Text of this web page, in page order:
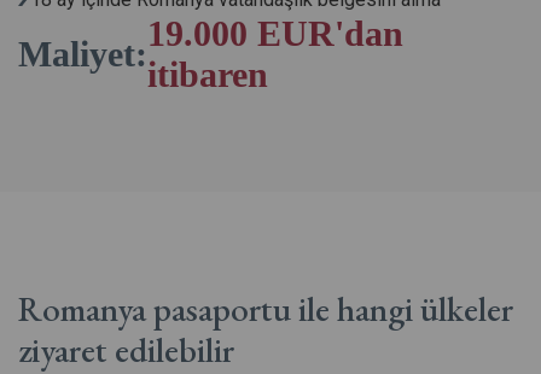
Maliyet:
19.000 EUR'dan
itibaren
Romanya pasaportu ile hangi ülkeler
ziyaret edilebilir